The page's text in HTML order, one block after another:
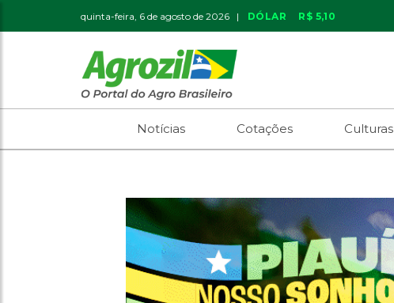
quinta-feira, 6 de agosto de 2026 | DÓLAR R$ 5,10
Notícias Cotações Culturas